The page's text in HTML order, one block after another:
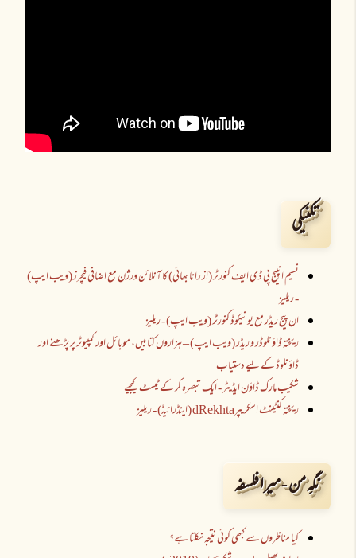
تکنیکی
نسیم انپیج پی ڈی ایف کنورٹر (از رانا بھائی) کا آنلائن ورژن مع اضافی فیچرز (ویب ایپ)
- ریلیز
ان پیج ریڈر مع یونیکوڈ کنورٹر (ویب ایپ) - ریلیز
ریختہ ڈاؤنلوڈر و ریڈر (ویب ایپ) – ہزاروں کتابیں، موبائل اور کمپیوٹر پر پڑھنے اور
ڈاؤنلوڈ کے لیے دستیاب
شکیب مارک ڈاؤن ایڈیٹر - ایک تبصرہ کر کے ٹیسٹ کیجیے
ریختہ کنٹینٹ اسکریپرdRekhta (اینڈرائیڈ) - ریلیز
نگہِ من - میرا فلسفہ
کیا مناظروں سے کبھی کوئی نتیجہ نکلتا ہے؟